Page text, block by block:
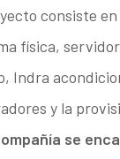
consiste
física,
Indra
y la
se